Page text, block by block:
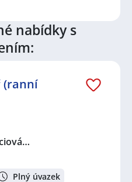
nabídky s
(ranní
Plný úvazek